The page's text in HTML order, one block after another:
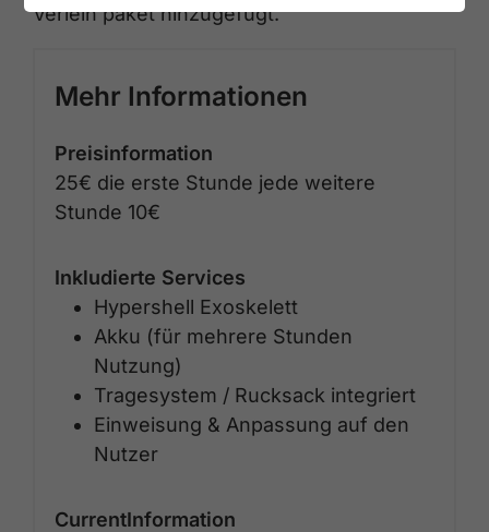
Verleih paket hinzugefügt.
Mehr Informationen
Preisinformation
25€ die erste Stunde jede weitere
Stunde 10€
Inkludierte Services
Hypershell Exoskelett
Akku (für mehrere Stunden
Nutzung)
Tragesystem / Rucksack integriert
Einweisung & Anpassung auf den
Nutzer
CurrentInformation